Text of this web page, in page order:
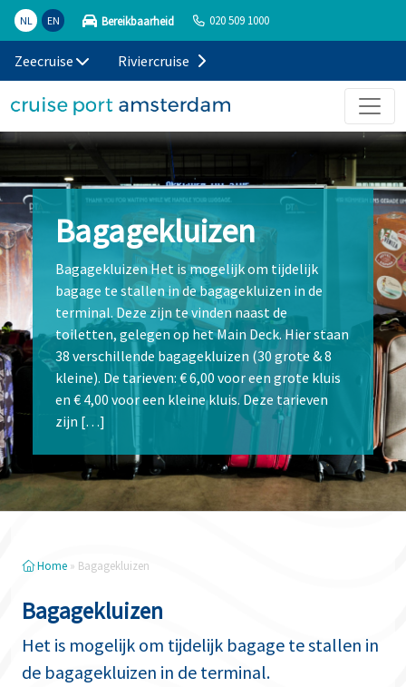
NL EN Bereikbaarheid 020 509 1000
Zeecruise Riviercruise
Bagagekluizen
Bagagekluizen Het is mogelijk om tijdelijk
bagage te stallen in de bagagekluizen in de
terminal. Deze zijn te vinden naast de
toiletten, gelegen op het Main Deck. Hier staan
38 verschillende bagagekluizen (30 grote & 8
kleine). De tarieven: € 6,00 voor een grote kluis
en € 4,00 voor een kleine kluis. Deze tarieven
zijn […]
Home » Bagagekluizen
Bagagekluizen
Het is mogelijk om tijdelijk bagage te stallen in
de bagagekluizen in de terminal.